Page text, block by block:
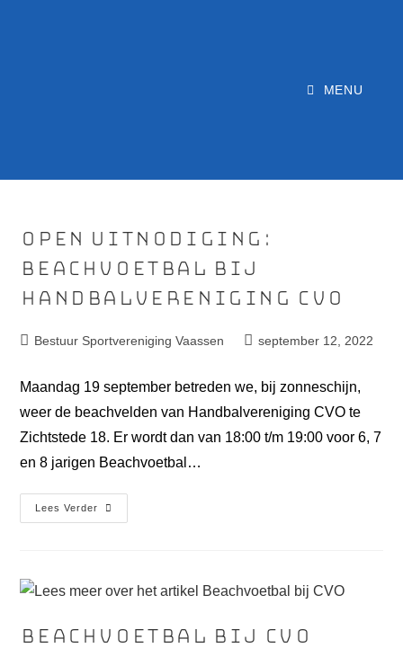
MENU
Open uitnodiging:
Beachvoetbal bij
Handbalvereniging CVO
Bestuur Sportvereniging Vaassen september 12, 2022
Maandag 19 september betreden we, bij zonneschijn,
weer de beachvelden van Handbalvereniging CVO te
Zichtstede 18. Er wordt dan van 18:00 t/m 19:00 voor 6, 7
en 8 jarigen Beachvoetbal…
Lees Verder
Beachvoetbal bij CVO